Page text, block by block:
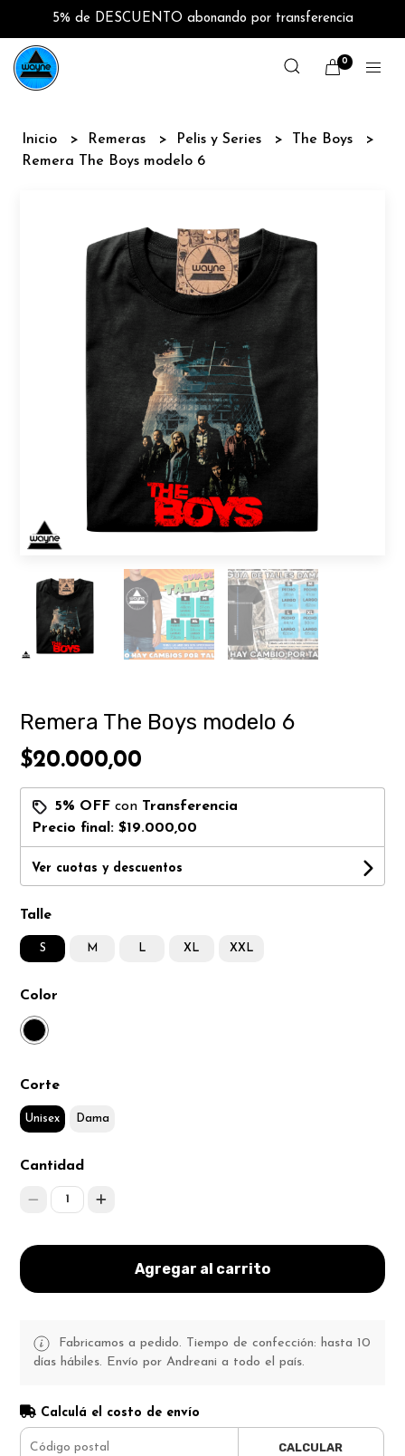
5% de DESCUENTO abonando por transferencia
0
Inicio Remeras Pelis y Series
The Boys
Remera The Boys modelo 6
Remera The Boys modelo 6
$20.000,00
5% OFF con Transferencia
Precio final:$19.000,00
Ver cuotas y descuentos
Talle
S M L XL XXL
Color
Corte
Unisex Dama
Cantidad
1
Agregar al carrito
Fabricamos a pedido. Tiempo de confección: hasta 10
días hábiles. Envío por Andreani a todo el país.
Calculá el costo de envío
CALCULAR